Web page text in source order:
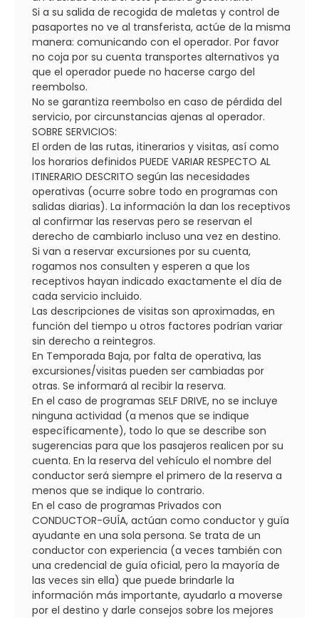
Si a su salida de recogida de maletas y control de
pasaportes no ve al transferista, actúe de la misma
manera: comunicando con el operador. Por favor
no coja por su cuenta transportes alternativos ya
que el operador puede no hacerse cargo del
reembolso.
No se garantiza reembolso en caso de pérdida del
servicio, por circunstancias ajenas al operador.
SOBRE SERVICIOS:
El orden de las rutas, itinerarios y visitas, así como
los horarios definidos PUEDE VARIAR RESPECTO AL
ITINERARIO DESCRITO según las necesidades
operativas (ocurre sobre todo en programas con
salidas diarias). La información la dan los receptivos
al confirmar las reservas pero se reservan el
derecho de cambiarlo incluso una vez en destino.
Si van a reservar excursiones por su cuenta,
rogamos nos consulten y esperen a que los
receptivos hayan indicado exactamente el día de
cada servicio incluido.
Las descripciones de visitas son aproximadas, en
función del tiempo u otros factores podrían variar
sin derecho a reintegros.
En Temporada Baja, por falta de operativa, las
excursiones/visitas pueden ser cambiadas por
otras. Se informará al recibir la reserva.
En el caso de programas SELF DRIVE, no se incluye
ninguna actividad (a menos que se indique
específicamente), todo lo que se describe son
sugerencias para que los pasajeros realicen por su
cuenta. En la reserva del vehículo el nombre del
conductor será siempre el primero de la reserva a
menos que se indique lo contrario.
En el caso de programas Privados con
CONDUCTOR-GUÍA, actúan como conductor y guía
ayudante en una sola persona. Se trata de un
conductor con experiencia (a veces también con
una credencial de guía oficial, pero la mayoría de
las veces sin ella) que puede brindarle la
información más importante, ayudarlo a moverse
por el destino y darle consejos sobre los mejores